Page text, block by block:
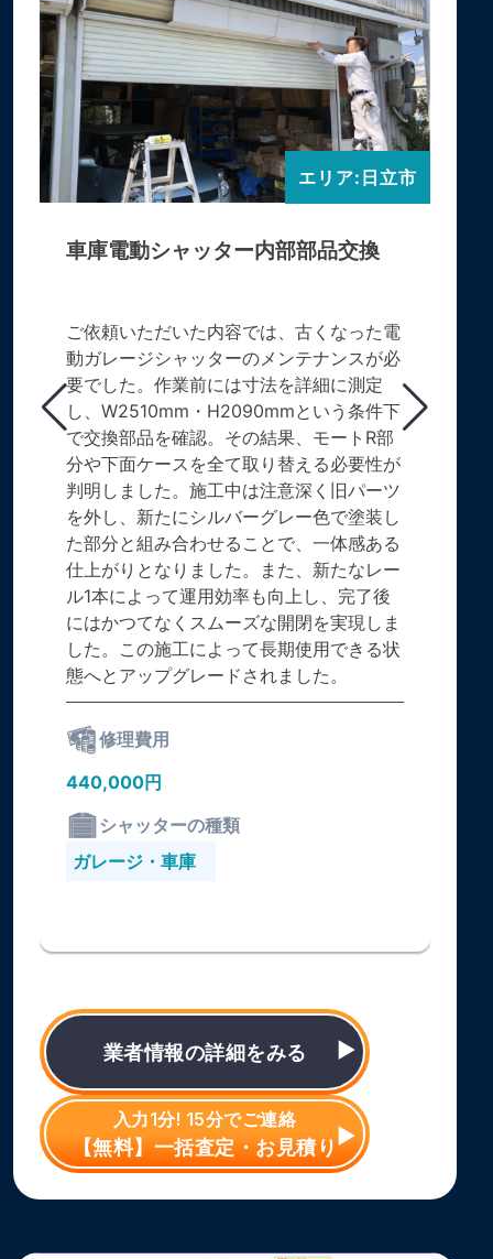
エリア:日立市
車庫電動シャッター内部部品交換
ご依頼いただいた内容では、古くなった電
動ガレージシャッターのメンテナンスが必
要でした。作業前には寸法を詳細に測定
し、W2510mm・H2090mmという条件下
で交換部品を確認。その結果、モートR部
分や下面ケースを全て取り替える必要性が
判明しました。施工中は注意深く旧パーツ
を外し、新たにシルバーグレー色で塗装し
た部分と組み合わせることで、一体感ある
仕上がりとなりました。また、新たなレー
ル1本によって運用効率も向上し、完了後
にはかつてなくスムーズな開閉を実現しま
した。この施工によって長期使用できる状
態へとアップグレードされました。
修理費用
440,000円
シャッターの種類
ガレージ・車庫
業者情報の詳細をみる
入力1分! 15分でご連絡
【無料】一括査定・お見積り